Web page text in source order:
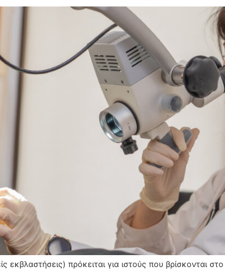
εκβλαστήσεις) πρόκειται για ιστούς που βρίσκονται